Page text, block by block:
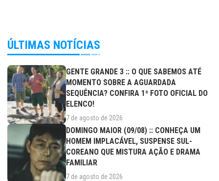
ÚLTIMAS NOTÍCIAS
GENTE GRANDE 3 :: O QUE SABEMOS ATÉ
MOMENTO SOBRE A AGUARDADA
SEQUÊNCIA? CONFIRA 1ª FOTO OFICIAL DO
ELENCO!
7 de agosto de 2026
DOMINGO MAIOR (09/08) :: CONHEÇA UM
HOMEM IMPLACÁVEL, SUSPENSE SUL-
COREANO QUE MISTURA AÇÃO E DRAMA
FAMILIAR
7 de agosto de 2026